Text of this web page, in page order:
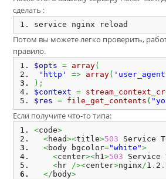
сделать :
service nginx reload
Потом вы можете легко проверить,
правило.
$opts = array(
'http'
=> array(
) ;
$context
=
$res
= file_get_contents (
Если получите что-то типа:
<code>
<head><title>503 Service
<body bgcolor="white">
<center><h1>503 Service
<hr /><center>nginx/1 . 2 .
</ body>